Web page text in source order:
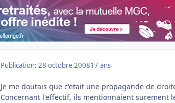
Publication: 28 octobre 200817 ans
Je me doutais que c'etait une propagande de
Concernant l'effectif, ils mentionnaient surement